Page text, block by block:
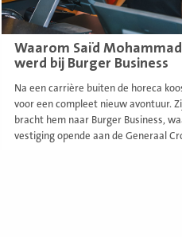
Waarom Saïd
werd bij Burger Business
Na een carrière buiten de horeca
voor een compleet nieuw avontuur.
bracht hem naar Burger Business,
vestiging opende aan de Generaal